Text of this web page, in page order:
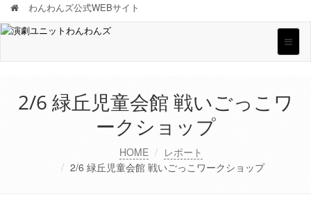
わんわんズ公式WEBサイト
Toggle
2/6 緑丘児童会館 戦いごっこワ
ークショップ
HOME
レポート
2/6 緑丘児童会館 戦いごっこワークショップ